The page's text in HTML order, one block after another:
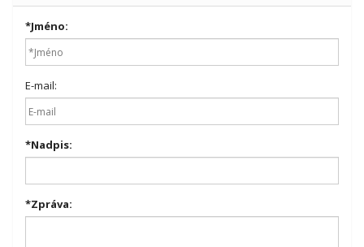
*Jméno:
E-mail:
*Nadpis:
*Zpráva: